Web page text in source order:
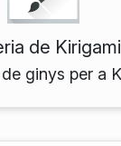
de Kirigami
ginys per a